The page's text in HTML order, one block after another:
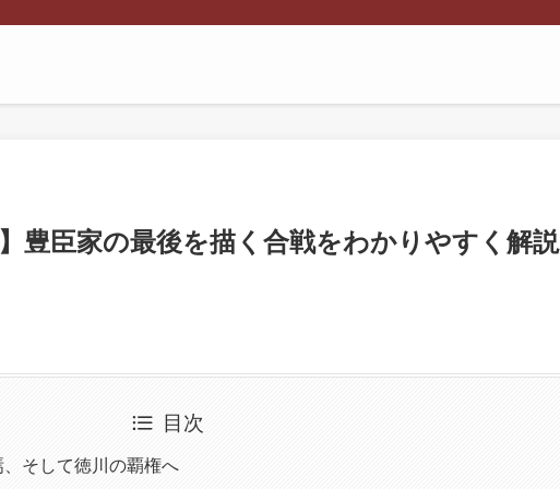
豊臣家の最後を描く合戦をわかりやすく解説
目次
そして徳川の覇権へ